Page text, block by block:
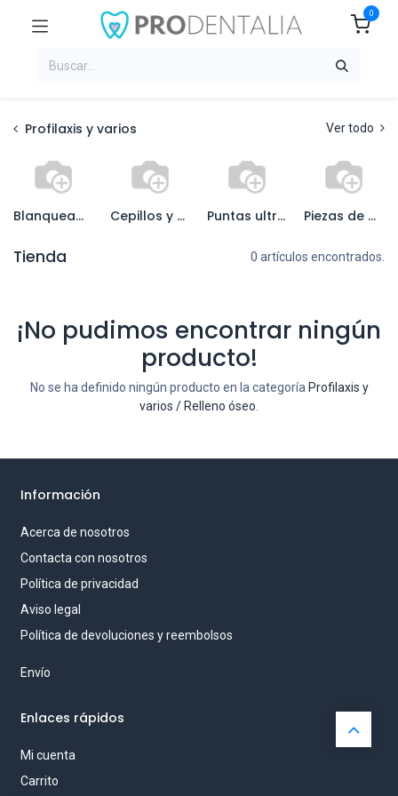
0
Profilaxis y varios Ver todo
Blanqueamiento Cepillos y copas profilax Puntas ultrasonidos Piezas de mano
Tienda 0 artículos encontrados.
¡No pudimos encontrar ningún
producto!
No se ha definido ningún producto en la categoría Profilaxis y
varios / Relleno óseo
Información
Acerca de nosotros
Contacta con nosotros
Política de privacidad
Aviso legal
Política de devoluciones y reembolsos
Envío
Enlaces rápidos
Mi cuenta
Carrito